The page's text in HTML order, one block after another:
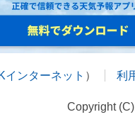
インターネット ） 利
Copyright